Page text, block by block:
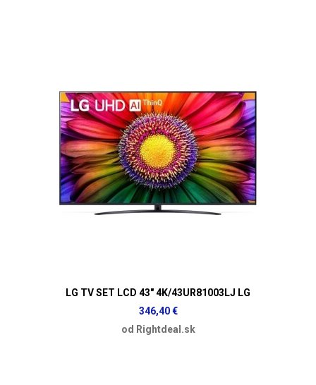
LG TV SET LCD 43" 4K/43UR81003LJ LG
346,40 €
od Rightdeal.sk